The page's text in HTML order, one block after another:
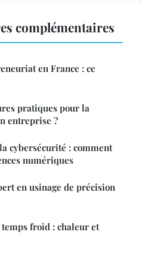
complémentaires
en France : ce
pratiques pour la
entreprise ?
cybersécurité : comment
numériques
en usinage de précision
froid : chaleur et